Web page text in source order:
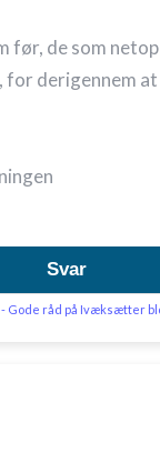
før, de som
for derigennem
Svar
Gode råd på Ivæksætter